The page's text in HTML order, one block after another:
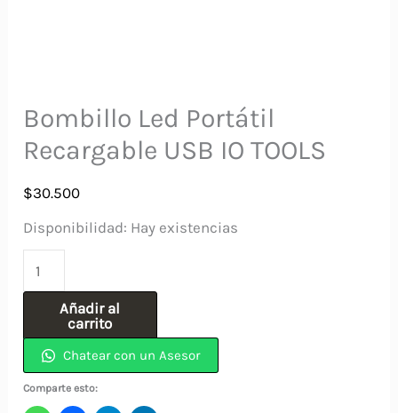
Bombillo Led Portátil
Recargable USB IO TOOLS
$30.500
Disponibilidad: Hay existencias
Led
Portátil
Recargable
USB
Añadir al
carrito
Chatear con un Asesor
Comparte esto: